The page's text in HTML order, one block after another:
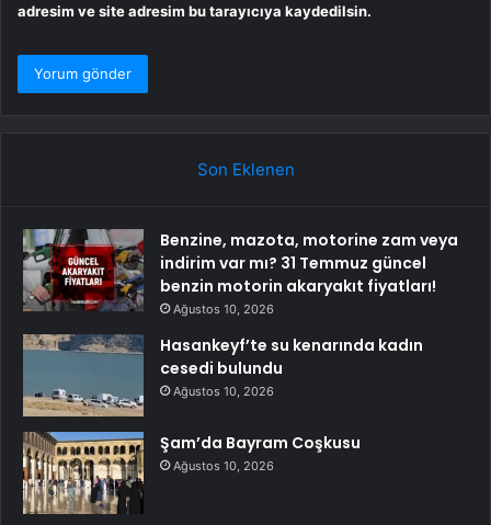
adresim ve site adresim bu tarayıcıya kaydedilsin.
Son Eklenen
Benzine, mazota, motorine zam veya
indirim var mı? 31 Temmuz güncel
benzin motorin akaryakıt fiyatları!
Ağustos 10, 2026
Hasankeyf’te su kenarında kadın
cesedi bulundu
Ağustos 10, 2026
Şam’da Bayram Coşkusu
Ağustos 10, 2026